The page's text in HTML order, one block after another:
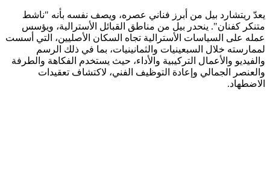
يعدّ ريتشارد بيل من أبرز فناني عصره، ويصف نفسه بأنه "ناشط
متنكر كفنان". ينحدر بيل من مناطق القبائل الأسترالية، ويؤسس
عمله على السياسات الأسترالية تجاه السكان الأصليين، التي أسست
لممارسته خلال السبعينيات والثمانينيات، بما في ذلك الرسم
والفيديو والأعمال التركيبية والأداء، حيث يستخدم الفكاهة والطرفة
والعنصر الجمالي وإعادة التوظيف الفني، لاكتشاف تعقيدات
الاضطهاد.